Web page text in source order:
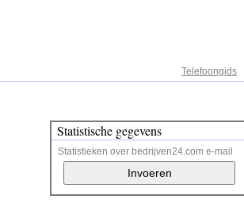
Telefoongids
Statistische gegevens
Statistieken over bedrijven24.com e-mail